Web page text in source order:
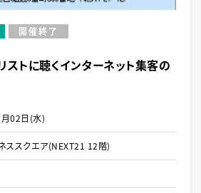
開催終了
ストに聴くインターネット集客の
02日(水)
ネススクエア(NEXT21 12階)